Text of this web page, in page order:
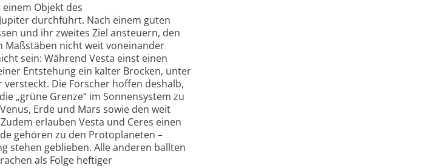
Objekt des
durchführt. Nach einem guten
und ihr zweites Ziel ansteuern, den
Maßstäben nicht weit voneinander
sein: Während Vesta einst einen
Entstehung ein kalter Brocken, unter
Die Forscher hoffen deshalb,
„grüne Grenze“ im Sonnensystem zu
Erde und Mars sowie den weit
erlauben Vesta und Ceres einen
gehören zu den Protoplaneten –
stehen geblieben. Alle anderen ballten
als Folge heftiger